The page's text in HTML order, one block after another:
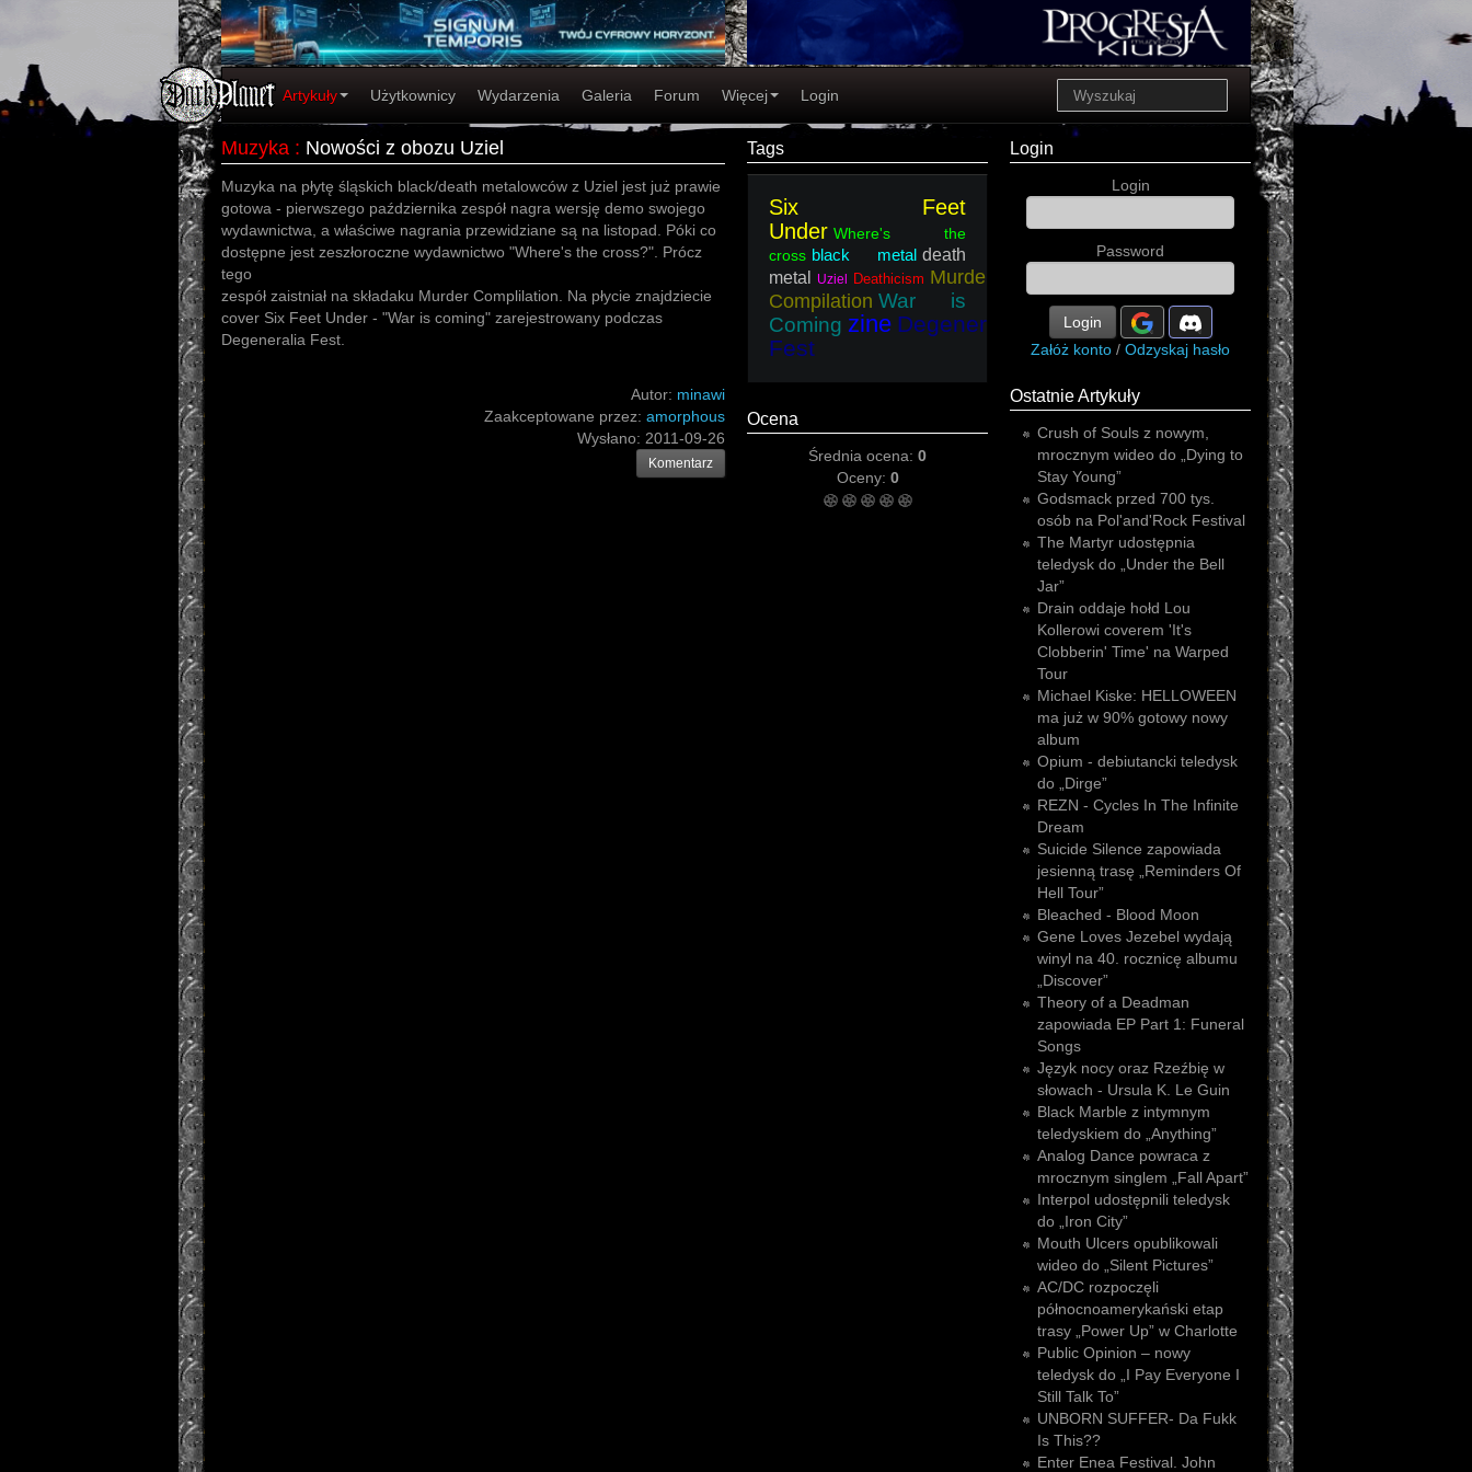
Artykuły Użytkownicy Wydarzenia Galeria Forum Więcej Login
Muzyka : Nowości z obozu Uziel
Muzyka na płytę śląskich black/death metalowców z Uziel jest już prawie
gotowa - pierwszego października zespół nagra wersję demo swojego
wydawnictwa, a właściwe nagrania przewidziane są na listopad. Póki co
dostępne jest zeszłoroczne wydawnictwo "Where's the cross?". Prócz
tego
zespół zaistniał na składaku Murder Complilation. Na płycie znajdziecie
cover Six Feet Under - "War is coming" zarejestrowany podczas
Degeneralia Fest.
Autor: minawi
Zaakceptowane przez: amorphous
Wysłano: 2011-09-26
Komentarz
Tags
Six Feet
Under Where's the
cross black metal death
metal
Uziel Deathicism Murder
Compilation War is
Coming zine Degeneralia
Fest
Ocena
Średnia ocena: 0
Oceny: 0
Login
Login
Password
Login
Załóż konto / Odzyskaj hasło
Ostatnie Artykuły
Crush of Souls z nowym,
mrocznym wideo do „Dying to
Stay Young”
Godsmack przed 700 tys.
osób na Pol'and'Rock Festival
The Martyr udostępnia
teledysk do „Under the Bell
Jar”
Drain oddaje hołd Lou
Kollerowi coverem 'It's
Clobberin' Time' na Warped
Tour
Michael Kiske: HELLOWEEN
ma już w 90% gotowy nowy
album
Opium - debiutancki teledysk
do „Dirge”
REZN - Cycles In The Infinite
Dream
Suicide Silence zapowiada
jesienną trasę „Reminders Of
Hell Tour”
Bleached - Blood Moon
Gene Loves Jezebel wydają
winyl na 40. rocznicę albumu
„Discover”
Theory of a Deadman
zapowiada EP Part 1: Funeral
Songs
Język nocy oraz Rzeźbię w
słowach - Ursula K. Le Guin
Black Marble z intymnym
teledyskiem do „Anything”
Analog Dance powraca z
mrocznym singlem „Fall Apart”
Interpol udostępnili teledysk
do „Iron City”
Mouth Ulcers opublikowali
wideo do „Silent Pictures”
AC/DC rozpoczęli
północnoamerykański etap
trasy „Power Up” w Charlotte
Public Opinion – nowy
teledysk do „I Pay Everyone I
Still Talk To”
UNBORN SUFFER- Da Fukk
Is This??
Enter Enea Festival. John